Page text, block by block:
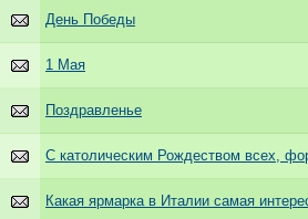
День Победы
1 Мая
Поздравленье
С католическим Рождеством всех,
Какая ярмарка в Италии самая